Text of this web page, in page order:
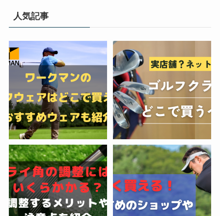
人気記事